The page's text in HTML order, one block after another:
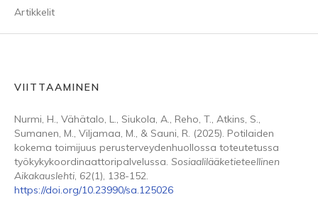
Artikkelit
VIITTAAMINEN
Nurmi, H., Vähätalo, L., Siukola, A., Reho, T., Atkins, S.,
Sumanen, M., Viljamaa, M., & Sauni, R. (2025). Potilaiden
kokema toimijuus perusterveydenhuollossa toteutetussa
työkykykoordinaattoripalvelussa. Sosiaalilääketieteellinen
Aikakauslehti, 62(1), 138-152.
https://doi.org/10.23990/sa.125026